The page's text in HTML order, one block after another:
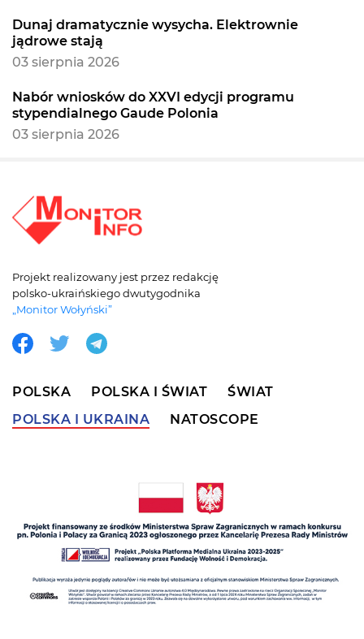
Dunaj dramatycznie wysycha. Elektrownie
jądrowe stają
03 sierpnia 2026
Nabór wniosków do XXVI edycji programu
stypendialnego Gaude Polonia
03 sierpnia 2026
Projekt realizowany jest przez redakcję
polsko-ukraińskiego dwutygodnika
„Monitor Wołyński”
POLSKA POLSKA I ŚWIAT
ŚWIAT
POLSKA I UKRAINA
NATOSCOPE